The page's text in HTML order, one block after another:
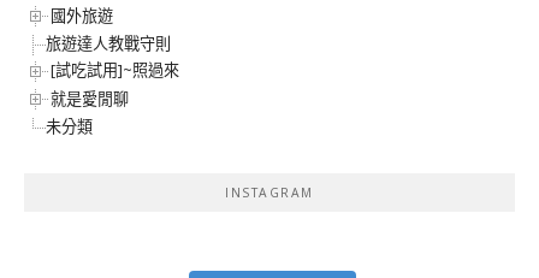
國外旅遊
旅遊達人教戰守則
[試吃試用]~照過來
就是愛閒聊
未分類
INSTAGRAM